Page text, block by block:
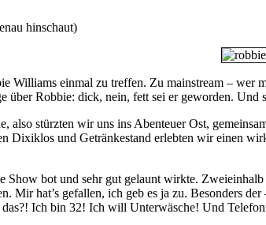
hinschaut)
Williams einmal zu treffen. Zu mainstream – wer
über Robbie: dick, nein, fett sei er geworden. Und
also stürzten wir uns ins Abenteuer Ost,
Dixiklos und Getränkestand erlebten wir einen
bot und sehr gut gelaunt wirkte.
Mir hat’s gefallen, ich geb es ja zu. Besonders
Ich bin 32! Ich will Unterwäsche! Und